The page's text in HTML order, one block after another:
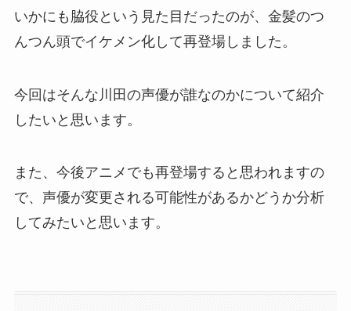
いかにも脇役という見た目だったのが、金髪のつ
んつん頭でイケメン化して再登場しました。
今回はそんな川田の声優が誰なのかについて紹介
したいと思います。
また、今後アニメでも再登場すると思われますの
で、声優が変更される可能性があるかどうか分析
してみたいと思います。